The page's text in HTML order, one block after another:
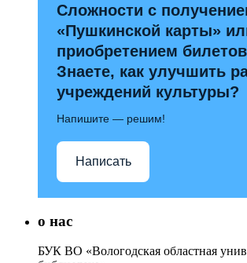
Сложности с
«Пушкинской карты»
приобретением
Знаете, как улучшить
учреждений культуры?
Напишите — решим!
Написать
о нас
БУК ВО «Вологодская областная